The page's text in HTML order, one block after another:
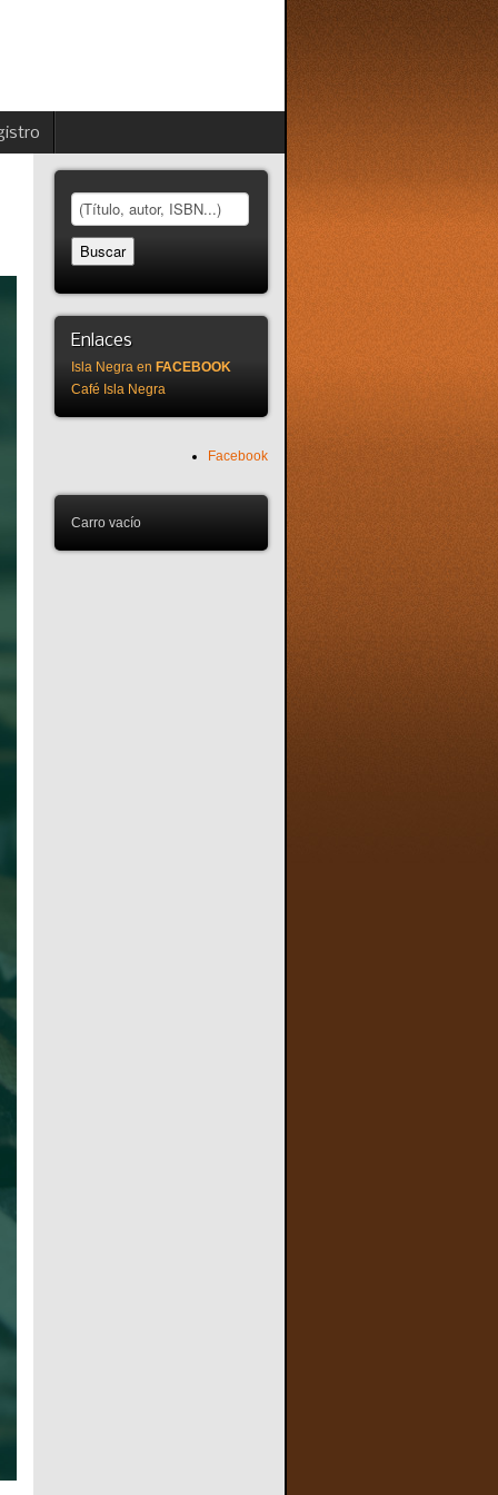
Enlaces
Isla Negra en FACEBOOK
Café Isla Negra
Facebook
Carro vacío